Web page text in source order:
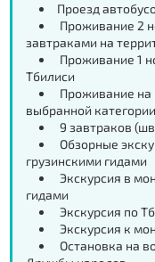
Проезд
Проживание 2
завтраками на
Проживание 1
Тбилиси
Проживание на
выбранной категории
9 завтраков
Обзорные
грузинскими гидами
Экскурсия в
гидами
Экскурсия по
Экскурсия к
Остановка на